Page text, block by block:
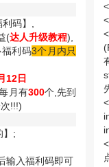
码】,
(达人升级教程),
利码3个月内只
12日
月有300个,先到
!!!)
】;
输入福利码即可